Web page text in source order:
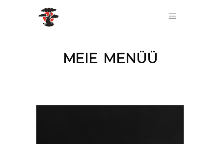
MEIE MENÜÜ